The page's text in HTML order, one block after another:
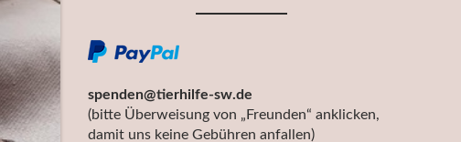
spenden@tierhilfe-sw.de
(bitte Überweisung von „Freunden“ anklicken,
damit uns keine Gebühren anfallen)